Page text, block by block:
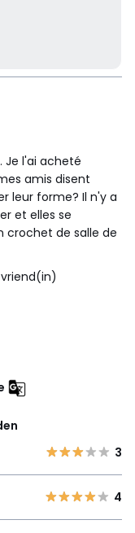
Je l'ai acheté
amis disent
leur forme? Il n'y a
et elles se
crochet de salle de
3
4